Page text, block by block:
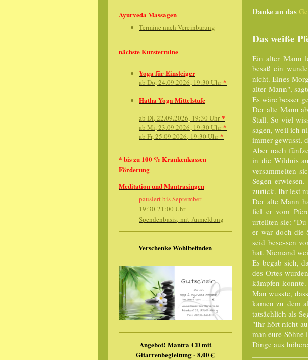
Danke an das
Das weiße
Ein alter Mann
besaß ein
nicht. Eines
alter Mann",
Es wäre besser
Der alte Mann
Stall. So viel
sagen, weil ich
immer gewusst,
Aber nach
in die Wildnis
versammelten
Segen
zurück. Ihr lest
Der alte Mann
fiel er vom
urteilten sie:
er war doch die
seid besessen
hat. Niemand
Es begab sich,
des Ortes
kämpfen
Man wusste,
kamen zu dem
tatsächlich als
"Ihr hört nicht
man eure
Dinge aus
Ayurveda Massagen
Termine nach Vereinbarung
nächste Kurstermine
Yoga für Einsteiger
ab Do, 24.09.2026, 19:30 Uhr *
Hatha Yoga Mittelstufe
ab Di, 22.09.2026, 19:30 Uhr *
ab Mi, 23.09.2026, 19:30 Uhr *
ab Fr, 25.09.2026, 19:30 Uhr *
* bis zu 100 % Krankenkassen
Förderung
Meditation und Mantrasingen
pausiert bis September
19:30-21:00 Uhr
Spendenbasis, mit Anmeldung
Verschenke Wohlbefinden
Angebot! Mantra CD mit
Gitarrenbegleitung -8,00 €